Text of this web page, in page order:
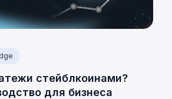
стейблкоинами?
для бизнеса